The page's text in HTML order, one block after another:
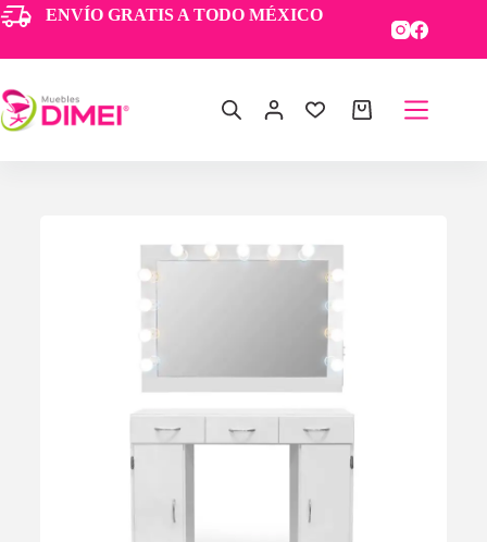
ENVÍO GRATIS A TODO MÉXICO